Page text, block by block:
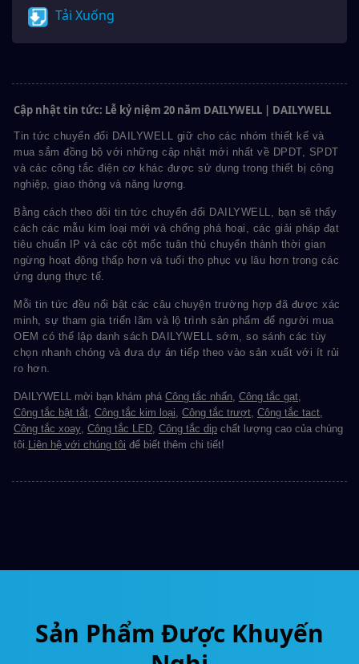
Tải Xuống
Cập nhật tin tức: Lễ kỷ niệm 20 năm DAILYWELL | DAILYWELL
Tin tức chuyển đổi DAILYWELL giữ cho các nhóm thiết kế và
mua sắm đồng bộ với những cập nhật mới nhất về DPDT, SPDT
và các công tắc điện cơ khác được sử dụng trong thiết bị công
nghiệp, giao thông và năng lượng.
Bằng cách theo dõi tin tức chuyển đổi DAILYWELL, bạn sẽ thấy
cách các mẫu kim loại mới và chống phá hoại, các giải pháp đạt
tiêu chuẩn IP và các cột mốc tuân thủ chuyển thành thời gian
ngừng hoạt động thấp hơn và tuổi thọ phục vụ lâu hơn trong các
ứng dụng thực tế.
Mỗi tin tức đều nổi bật các câu chuyện trường hợp đã được xác
minh, sự tham gia triển lãm và lộ trình sản phẩm để người mua
OEM có thể lập danh sách DAILYWELL sớm, so sánh các tùy
chọn nhanh chóng và đưa dự án tiếp theo vào sản xuất với ít rủi
ro hơn.
DAILYWELL mời bạn khám phá Công tắc nhấn Công tắc gạt
Công tắc bật tắt Công tắc kim loại Công tắc trượt Công tắc tact
Công tắc xoay Công tắc LED Công tắc dip chất lượng cao của chúng
tôi. Liên hệ với chúng tôi để biết thêm chi tiết!
Sản Phẩm Được Khuyến